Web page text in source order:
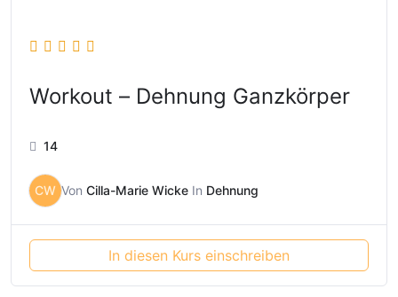
Workout – Dehnung Ganzkörper
14
CW Von Cilla-Marie Wicke In Dehnung
In diesen Kurs einschreiben